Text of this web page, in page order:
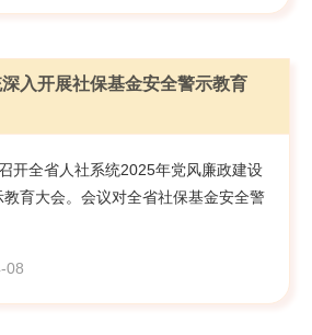
入开展社保基金安全警示教育
全省人社系统2025年党风廉政建设
育大会。会议对全省社保基金安全警
08